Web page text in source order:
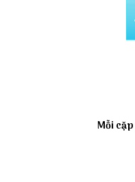
Mỗi